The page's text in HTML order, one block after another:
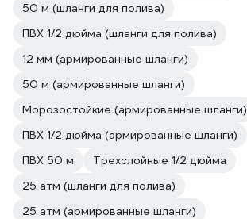
50 м (шланги для полива)
ПВХ 1/2 дюйма (шланги для полива)
12 мм (армированные шланги)
50 м (армированные шланги)
Морозостойкие (армированные шланги)
ПВХ 1/2 дюйма (армированные шланги)
ПВХ 50 м
Трехслойные 1/2 дюйма
25 атм (шланги для полива)
25 атм (армированные шланги)